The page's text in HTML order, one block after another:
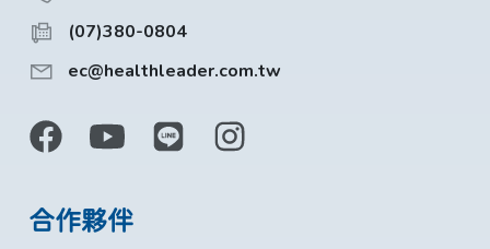
(07)380-0804
ec@healthleader.com.tw
合作夥伴